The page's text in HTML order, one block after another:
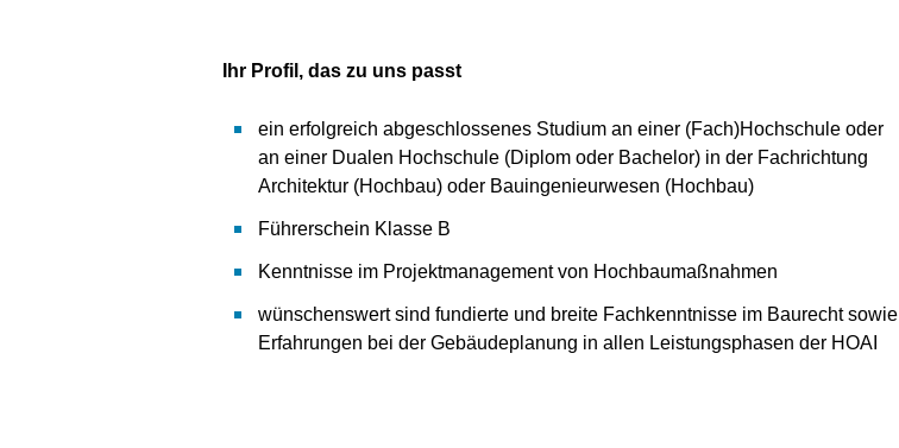
Ihr Profil, das zu uns passt
ein erfolgreich abgeschlossenes Studium an einer (Fach)Hochschule oder
an einer Dualen Hochschule (Diplom oder Bachelor) in der Fachrichtung
Architektur (Hochbau) oder Bauingenieurwesen (Hochbau)
Führerschein Klasse B
Kenntnisse im Projektmanagement von Hochbaumaßnahmen
wünschenswert sind fundierte und breite Fachkenntnisse im Baurecht sowie
Erfahrungen bei der Gebäudeplanung in allen Leistungsphasen der HOAI